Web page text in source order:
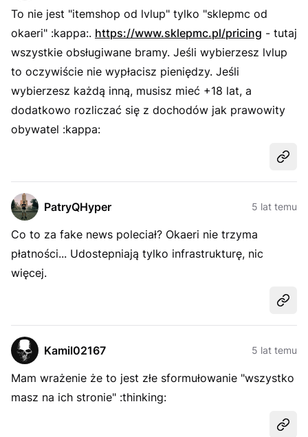
To nie jest "itemshop od lvlup" tylko "sklepmc od
okaeri" :kappa:. https://www.sklepmc.pl/pricing - tutaj
wszystkie obsługiwane bramy. Jeśli wybierzesz lvlup
to oczywiście nie wypłacisz pieniędzy. Jeśli
wybierzesz każdą inną, musisz mieć +18 lat, a
dodatkowo rozliczać się z dochodów jak prawowity
obywatel :kappa:
PatryQHyper 5 lat temu
Co to za fake news poleciał? Okaeri nie trzyma
płatności... Udostepniają tylko infrastrukturę, nic
więcej.
Kamil02167 5 lat temu
Mam wrażenie że to jest złe sformułowanie "wszystko
masz na ich stronie" :thinking: